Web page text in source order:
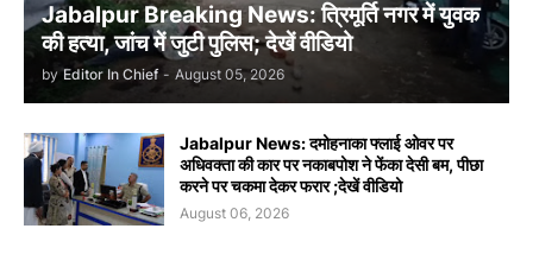
Jabalpur Breaking News: त्रिमूर्ति नगर में युवक
की हत्या, जांच में जुटी पुलिस; देखें वीडियो
by Editor In Chief - August 05, 2026
Jabalpur News: दमोहनाका फ्लाई ओवर पर
अधिवक्ता की कार पर नकाबपोश ने फेंका देसी बम, पीछा
करने पर चकमा देकर फरार ;देखें वीडियो
August 06, 2026